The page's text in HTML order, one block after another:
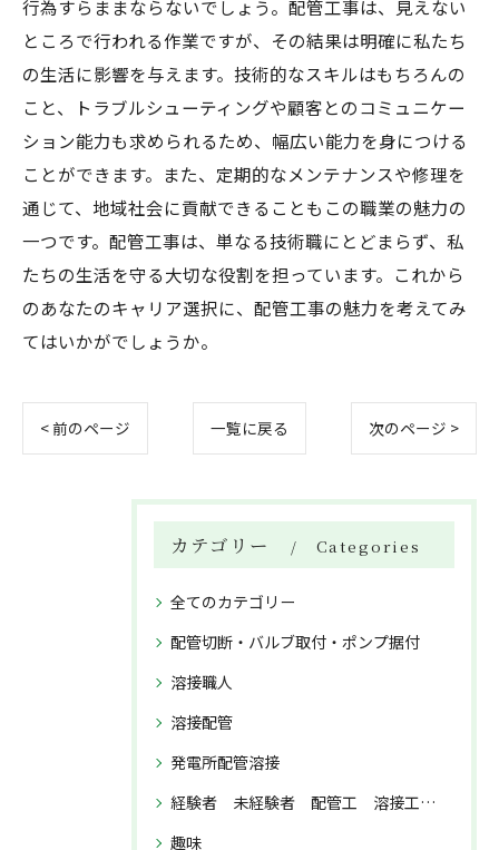
行為すらままならないでしょう。配管工事は、見えない
ところで行われる作業ですが、その結果は明確に私たち
の生活に影響を与えます。技術的なスキルはもちろんの
こと、トラブルシューティングや顧客とのコミュニケー
ション能力も求められるため、幅広い能力を身につける
ことができます。また、定期的なメンテナンスや修理を
通じて、地域社会に貢献できることもこの職業の魅力の
一つです。配管工事は、単なる技術職にとどまらず、私
たちの生活を守る大切な役割を担っています。これから
のあなたのキャリア選択に、配管工事の魅力を考えてみ
てはいかがでしょうか。
< 前のページ 一覧に戻る 次のページ >
カテゴリー Categories
全てのカテゴリー
配管切断・バルブ取付・ポンプ据付
溶接職人
溶接配管
発電所配管溶接
経験者 未経験者 配管工 溶接工 正社員募集
趣味